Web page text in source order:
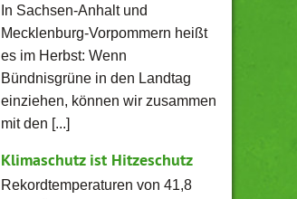
In Sachsen-Anhalt und
Mecklenburg-Vorpommern heißt
es im Herbst: Wenn
Bündnisgrüne in den Landtag
einziehen, können wir zusammen
mit den [...]
Klimaschutz ist Hitzeschutz
Rekordtemperaturen von 41,8